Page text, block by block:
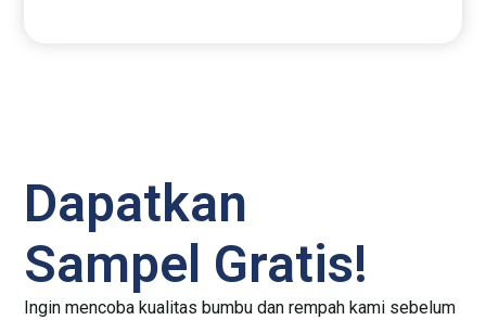
Dapatkan
Sampel Gratis!
Ingin mencoba kualitas bumbu dan rempah kami sebelum